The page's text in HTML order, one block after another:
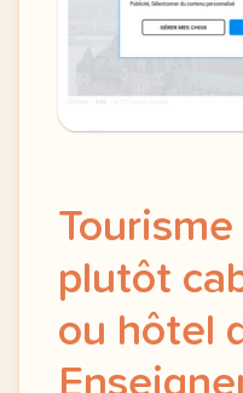
plutôt
ou hôtel